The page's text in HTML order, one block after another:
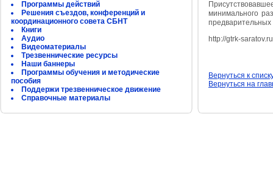
Программы действий
Решения съездов, конференций и
координационного совета СБНТ
Книги
Аудио
Видеоматериалы
Трезвеннические ресурсы
Наши баннеры
Программы обучения и методические
пособия
Поддержи трезвенническое движение
Справочные материалы
минимального
http://gtrk-
Вернуться к
Вернуться на